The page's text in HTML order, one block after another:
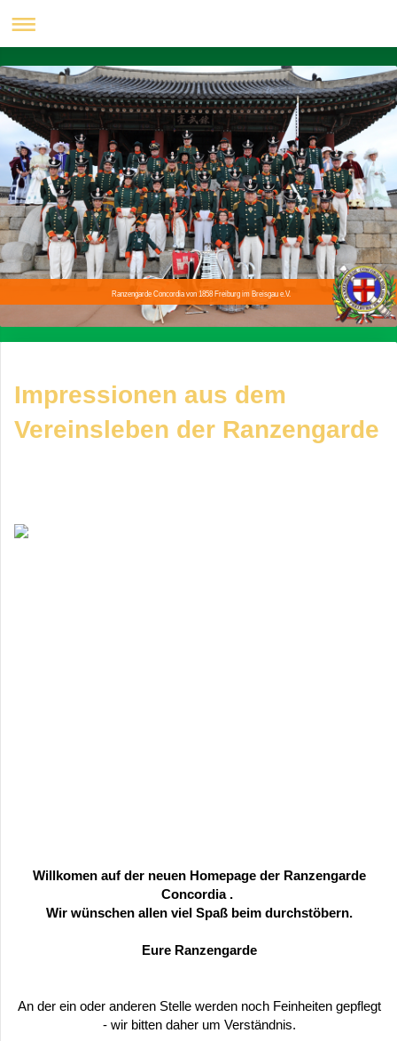
Ranzengarde Concordia von 1858 Freiburg im Breisgau e.V.
Impressionen aus dem
Vereinsleben der Ranzengarde
Willkomen auf der neuen Homepage der Ranzengarde
Concordia .
Wir wünschen allen viel Spaß beim durchstöbern.
Eure Ranzengarde
An der ein oder anderen Stelle werden noch Feinheiten gepflegt
- wir bitten daher um Verständnis.